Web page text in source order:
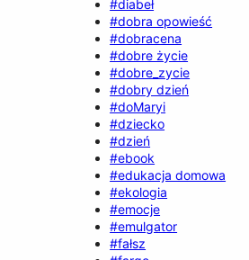
#diabeł
#dobra opowieść
#dobracena
#dobre życie
#dobre_zycie
#dobry dzień
#doMaryi
#dziecko
#dzień
#ebook
#edukacja domowa
#ekologia
#emocje
#emulgator
#fałsz